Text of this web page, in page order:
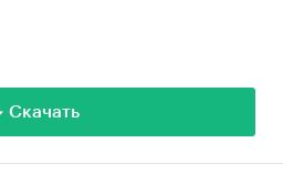
Скачать